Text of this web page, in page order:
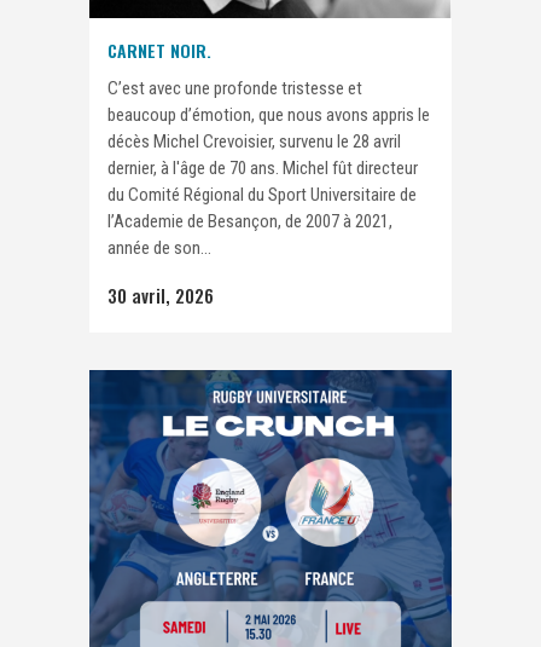
CARNET NOIR.
C’est avec une profonde tristesse et
beaucoup d’émotion, que nous avons appris le
décès Michel Crevoisier, survenu le 28 avril
dernier, à l'âge de 70 ans. Michel fût directeur
du Comité Régional du Sport Universitaire de
l’Academie de Besançon, de 2007 à 2021,
année de son...
30 avril, 2026